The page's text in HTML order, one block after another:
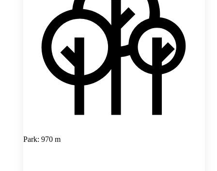
Park: 970 m